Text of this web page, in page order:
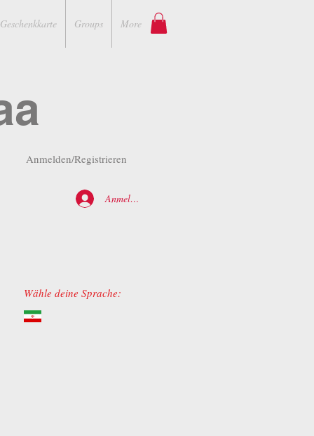
Geschenkkarte Groups More
Anmelden/Registrieren
Anmelden
Wähle deine Sprache: